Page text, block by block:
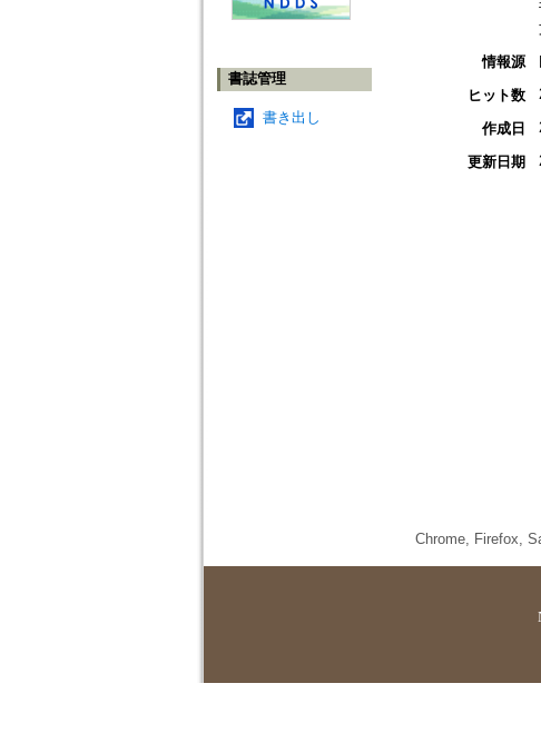
書誌管理
書き出し
情報源
ヒット数
作成日
更新日期
Chrome, Firefox,